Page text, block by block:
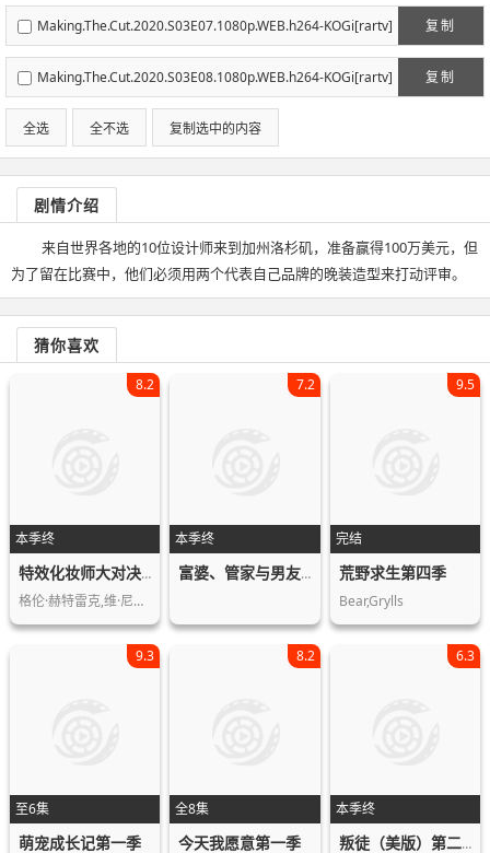
复制
Making.The.Cut.2020.S03E07.1080p.WEB.h264-KOGi[rartv]
复制
Making.The.Cut.2020.S03E08.1080p.WEB.h264-KOGi[rartv]
全选 全不选 复制选中的内容
剧情介绍
来自世界各地的10位设计师来到加州洛杉矶，准备赢得100万美元，但
为了留在比赛中，他们必须用两个代表自己品牌的晚装造型来打动评审。
猜你喜欢
本季终
8.2
特效化妆师大对决第三季
格伦·赫特雷克,维·尼尔,帕特里克·塔…
本季终
7.2
富婆、管家与男友·美妆帝国继承人丑闻第一季
完结
9.5
荒野求生第四季
Bear,Grylls
至6集
9.3
萌宠成长记第一季
全8集
8.2
今天我愿意第一季
本季终
6.3
叛徒（美版）第二季